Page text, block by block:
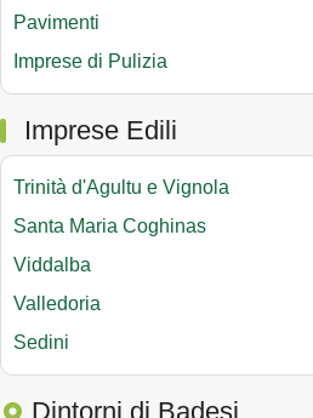
Pavimenti
Imprese di Pulizia
Imprese Edili
Trinità d'Agultu e Vignola
Santa Maria Coghinas
Viddalba
Valledoria
Sedini
Dintorni di Badesi